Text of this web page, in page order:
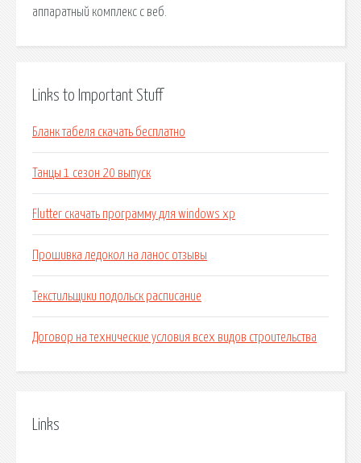
аппаратный комплекс с веб.
Links to Important Stuff
Бланк табеля скачать бесплатно
Танцы 1 сезон 20 выпуск
Flutter скачать программу для windows xp
Прошивка ледокол на ланос отзывы
Текстильщики подольск расписание
Договор на технические условия всех видов строительства
Links